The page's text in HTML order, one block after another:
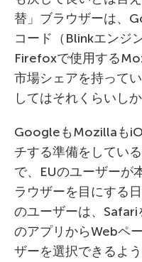
替」ブラウザーは、
コード（Blinkエンジ
Firefoxで使用する
市場シェアを持って
してはそれくらいし
GoogleもMozillaも
チする準備をしてい
で、EUのユーザー
ラウザーを目にする
のユーザーは、
のアプリからWebペ
ザーを選択できるよう